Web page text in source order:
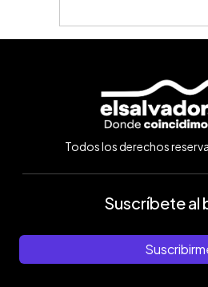
Todos los derechos
Suscríbete al